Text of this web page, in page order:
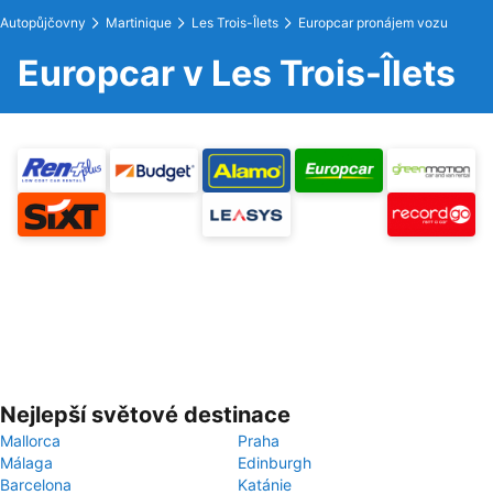
Autopůjčovny Martinique Les Trois-Îlets Europcar pronájem vozu
Europcar v Les Trois-Îlets
Nejlepší světové destinace
Mallorca
Praha
Málaga
Edinburgh
Barcelona
Katánie